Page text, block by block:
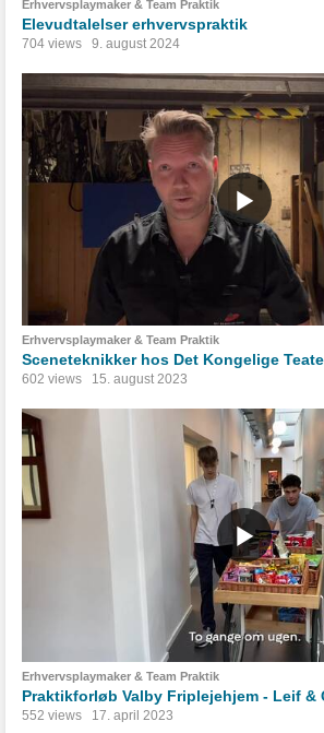
Erhvervsplaymaker & Team Praktik
Elevudtalelser erhvervspraktik
704 views 9. august 2024
Erhvervsplaymaker & Team Praktik
Sceneteknikker hos Det Kongelige
602 views 15. august 2023
Erhvervsplaymaker & Team Praktik
Praktikforløb Valby Friplejehjem - Leif &
552 views 17. april 2023